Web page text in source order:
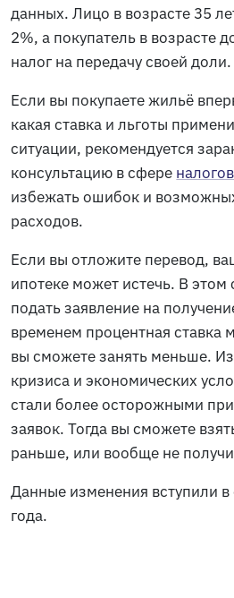
данных. Лицо в возрасте 35
2%, а покупатель в возрасте
налог на передачу своей доли.
Если вы покупаете жильё
какая ставка и льготы
ситуации, рекомендуется
консультацию в сфере
избежать ошибок и
расходов.
Если вы отложите перевод,
ипотеке может истечь. В этом
подать заявление на
временем процентная ставка
вы сможете занять меньше.
кризиса и экономических
стали более осторожными
заявок. Тогда вы сможете
раньше, или вообще не
Данные изменения вступили в
года.